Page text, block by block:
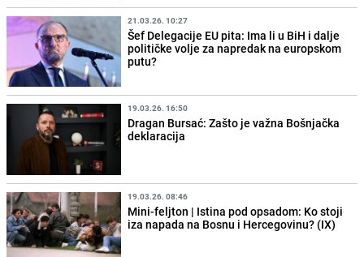
21.03.26. 10:27
Šef Delegacije EU pita: Ima li u BiH i dalje
političke volje za napredak na europskom
putu?
19.03.26. 16:50
Dragan Bursać: Zašto je važna Bošnjačka
deklaracija
19.03.26. 08:46
Mini-feljton | Istina pod opsadom: Ko stoji
iza napada na Bosnu i Hercegovinu? (IX)